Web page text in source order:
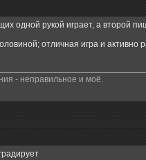
одной рукой играет, а второй
отличная игра и активно
- неправильное и моё.